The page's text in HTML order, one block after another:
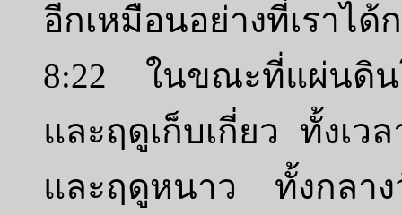
อีกเหมือนอย่างที่เราไ
8:22 ในขณะที่แผ่นดิ
และฤดูเก็บเกี่ยว ทั้งเว
และฤดูหนาว ทั้งกลา